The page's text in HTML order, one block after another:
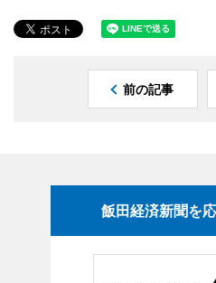
前の記事
飯田経済新聞を